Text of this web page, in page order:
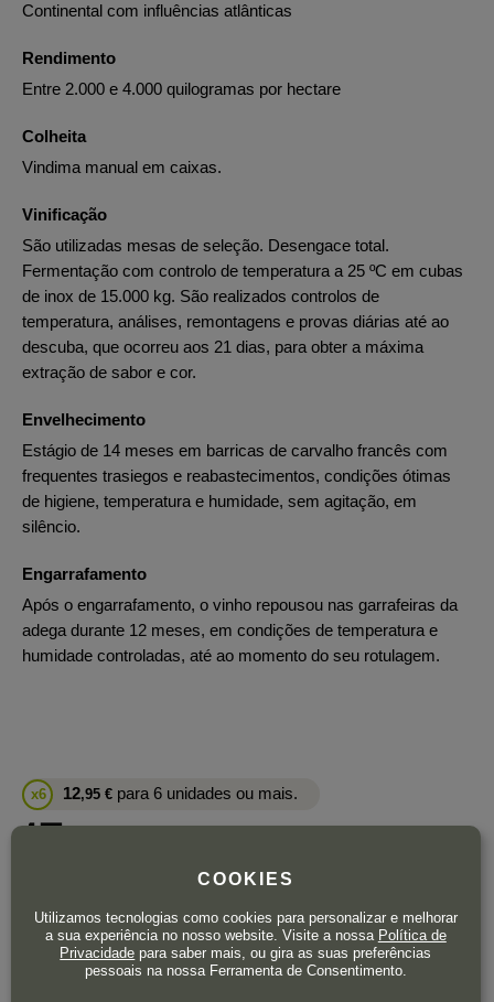
Continental com influências atlânticas
Rendimento
Entre 2.000 e 4.000 quilogramas por hectare
Colheita
Vindima manual em caixas.
Vinificação
São utilizadas mesas de seleção. Desengace total.
Fermentação com controlo de temperatura a 25 ºC em cubas
de inox de 15.000 kg. São realizados controlos de
temperatura, análises, remontagens e provas diárias até ao
descuba, que ocorreu aos 21 dias, para obter a máxima
extração de sabor e cor.
Envelhecimento
Estágio de 14 meses em barricas de carvalho francês com
frequentes trasiegos e reabastecimentos, condições ótimas
de higiene, temperatura e humidade, sem agitação, em
silêncio.
Engarrafamento
Após o engarrafamento, o vinho repousou nas garrafeiras da
adega durante 12 meses, em condições de temperatura e
humidade controladas, até ao momento do seu rotulagem.
x6 12,95 € para 6 unidades ou mais.
13
| 18,53 € / LitroCOOKIES
Utilizamos tecnologias como cookies para personalizar e melhorar
a sua experiência no nosso website. Visite a nossa Política de
Privacidade para saber mais, ou gira as suas preferências
pessoais na nossa Ferramenta de Consentimento.